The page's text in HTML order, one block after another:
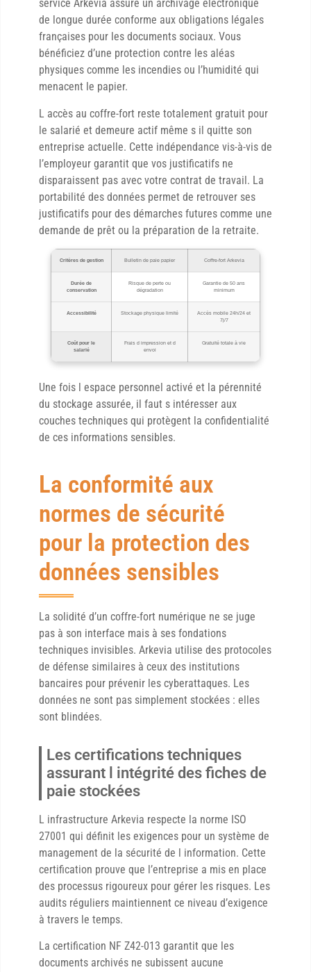
service Arkevia assure un archivage électronique
de longue durée conforme aux obligations légales
françaises pour les documents sociaux. Vous
bénéficiez d’une protection contre les aléas
physiques comme les incendies ou l’humidité qui
menacent le papier.
L accès au coffre-fort reste totalement gratuit pour
le salarié et demeure actif même s il quitte son
entreprise actuelle. Cette indépendance vis-à-vis de
l’employeur garantit que vos justificatifs ne
disparaissent pas avec votre contrat de travail. La
portabilité des données permet de retrouver ses
justificatifs pour des démarches futures comme une
demande de prêt ou la préparation de la retraite.
Critères de gestion Bulletin de paie papier Coffre-fort Arkevia
Durée de
conservation
Risque de perte ou
dégradation
Garantie de 50 ans
minimum
Accessibilité Stockage physique limité
Accès mobile 24h/24 et
7j/7
Coût pour le
salarié
Frais d impression et d
envoi
Gratuité totale à vie
Une fois l espace personnel activé et la pérennité
du stockage assurée, il faut s intéresser aux
couches techniques qui protègent la confidentialité
de ces informations sensibles.
La conformité aux
normes de sécurité
pour la protection des
données sensibles
La solidité d’un coffre-fort numérique ne se juge
pas à son interface mais à ses fondations
techniques invisibles. Arkevia utilise des protocoles
de défense similaires à ceux des institutions
bancaires pour prévenir les cyberattaques. Les
données ne sont pas simplement stockées : elles
sont blindées.
Les certifications techniques
assurant l intégrité des fiches de
paie stockées
L infrastructure Arkevia respecte la norme ISO
27001 qui définit les exigences pour un système de
management de la sécurité de l information. Cette
certification prouve que l’entreprise a mis en place
des processus rigoureux pour gérer les risques. Les
audits réguliers maintiennent ce niveau d’exigence
à travers le temps.
La certification NF Z42-013 garantit que les
documents archivés ne subissent aucune